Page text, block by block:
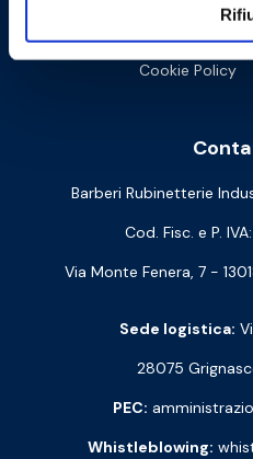
Cookie Policy
Barberi Rubinetterie
Cod. Fisc. e P.
Via Monte Fenera, 7 -
Sede logistica:
28075
PEC:
Whistleblowing: